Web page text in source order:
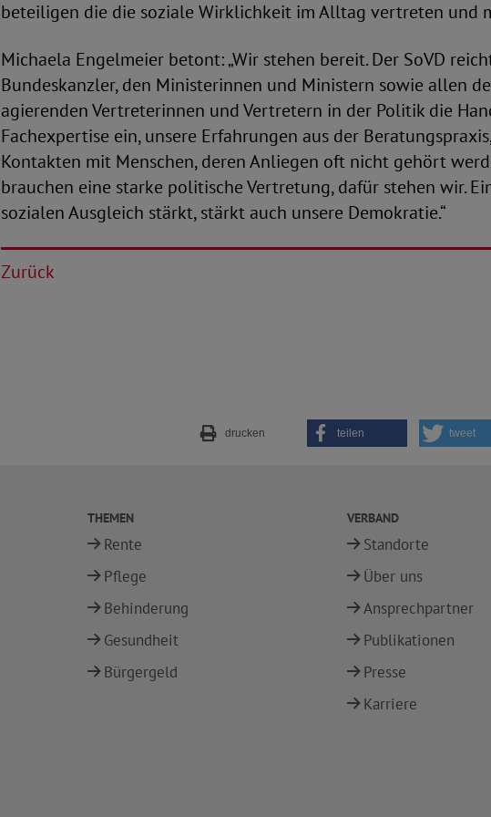
beteiligen die die soziale Wirklichkeit im Alltag vertreten und
Michaela Engelmeier betont: „Wir stehen bereit. Der SoVD
Bundeskanzler, den Ministerinnen und Ministern sowie allen
agierenden Vertreterinnen und Vertretern in der Politik die
Fachexpertise ein, unsere Erfahrungen aus der
Kontakten mit Menschen, deren Anliegen oft nicht gehört
brauchen eine starke politische Vertretung, dafür stehen wir.
sozialen Ausgleich stärkt, stärkt auch unsere Demokratie.“
Zurück
drucken teilen tweet
THEMEN
Rente
Pflege
Behinderung
Gesundheit
Bürgergeld
VERBAND
Standorte
Über uns
Ansprechpartner
Publikationen
Presse
Karriere